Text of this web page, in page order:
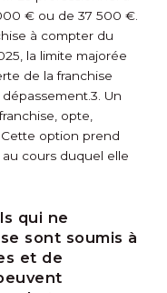
€ ou de 37 500 €.
à compter du
la limite majorée
de la franchise
3. Un
opte,
option prend
cours duquel elle
qui ne
sont soumis à
et de